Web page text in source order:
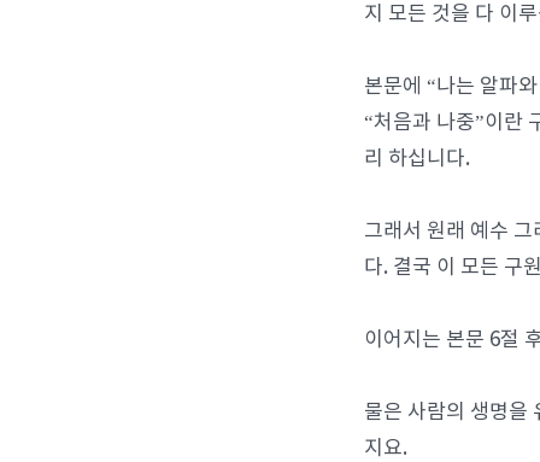
지 모든 것을 다 이
본문에 “나는 알파
“처음과 나중”이란
리 하십니다.
그래서 원래 예수
다. 결국 이 모든 구
이어지는 본문 6절
물은 사람의 생명을
지요.